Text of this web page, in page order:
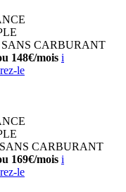
SANS CARBURANT
148€/mois i
le
CARBURANT
169€/mois i
le